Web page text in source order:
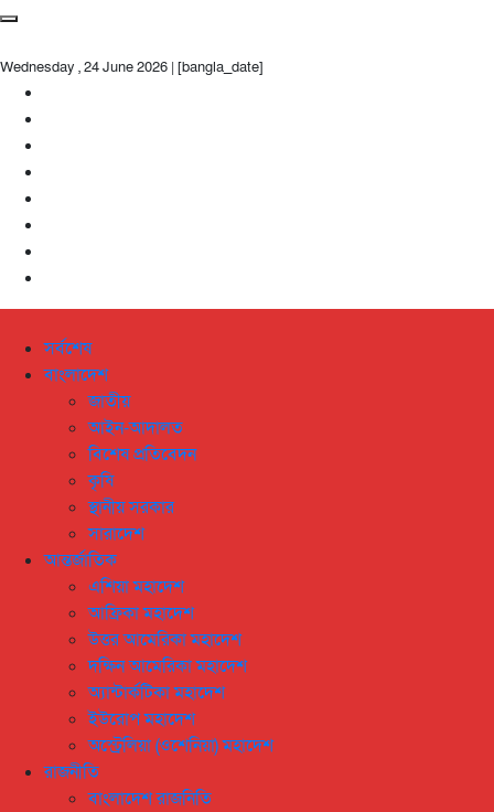
Wednesday , 24 June 2026 | [bangla_date]
সর্বশেষ
বাংলাদেশ
জাতীয়
আইন-আদালত
বিশেষ প্রতিবেদন
কৃষি
স্থানীয় সরকার
সারাদেশ
আন্তর্জাতিক
এশিয়া মহাদেশ
আফ্রিকা মহাদেশ
উত্তর আমেরিকা মহাদেশ
দক্ষিন আমেরিকা মহাদেশ
অ্যান্টার্কটিকা মহাদেশ
ইউরোপ মহাদেশ
অস্ট্রেলিয়া (ওশেনিয়া) মহাদেশ
রাজনীতি
বাংলাদেশ রাজনিতি